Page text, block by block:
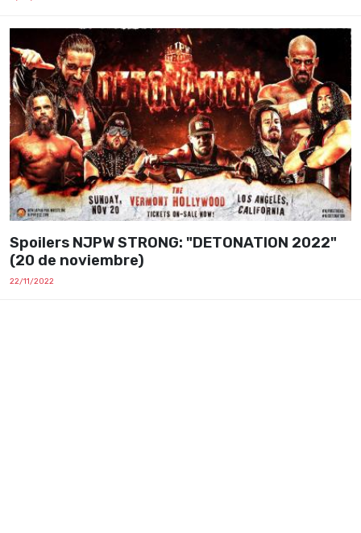
Spoilers NJPW STRONG: "DETONATION 2022"
(20 de noviembre)
22/11/2022